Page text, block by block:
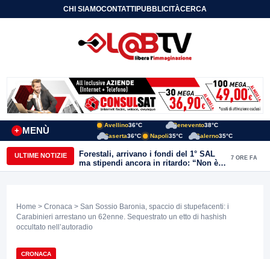
CHI SIAMOCONTATTIPUBBLICITÀCERCA
MENÙ
+
Avellino36°C Benevento38°C
Caserta36°C Napoli35°C Salerno35°C
ULTIME NOTIZIE
Forestali, arrivano i fondi del 1° SAL
ma stipendi ancora in ritardo: “Non è
più sostenibile”
7 ORE FA
Home > Cronaca > San Sossio Baronia, spaccio di stupefacenti: i
Carabinieri arrestano un 62enne. Sequestrato un etto di hashish
occultato nell’autoradio
CRONACA